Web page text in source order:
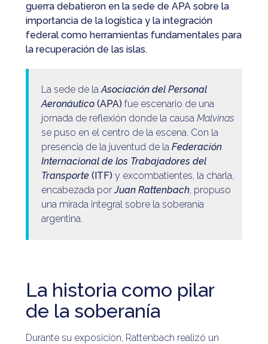
guerra debatieron en la sede de APA sobre la
importancia de la logística y la integración
federal como herramientas fundamentales para
la recuperación de las islas.
La sede de laAsociación del Personal
Aeronáutico (APA) fue escenario de una
jornada de reflexión donde la causaMalvinas
se puso en el centro de la escena. Con la
presencia de la juventud de laFederación
Internacional de los Trabajadores del
Transporte (ITF)y excombatientes, la charla,
encabezada porJuan Rattenbach, propuso
una mirada integral sobre la soberanía
argentina.
La historia como pilar
de la soberanía
Durante su exposición, Rattenbach realizó un